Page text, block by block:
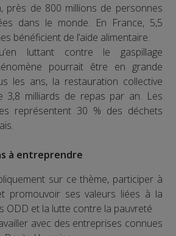
près de 800 millions de personnes
dans le monde. En France, 5,5
bénéficient de l’aide alimentaire.
luttant contre le gaspillage
pourrait être en grande
les ans, la restauration collective
3,8 milliards de repas par an. Les
représentent 30 % des déchets
à entreprendre
sur ce thème, participer à
promouvoir ses valeurs liées à la
ODD et la lutte contre la pauvreté
avec des entreprises connues